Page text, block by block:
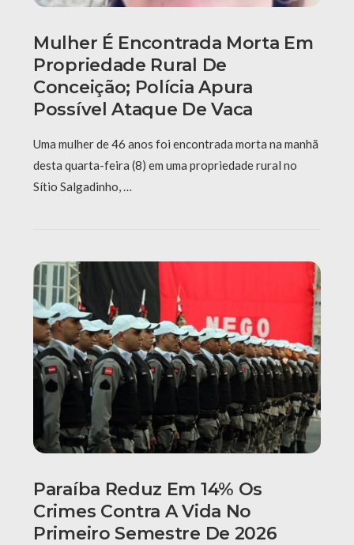
Mulher É Encontrada Morta Em
Propriedade Rural De
Conceição; Polícia Apura
Possível Ataque De Vaca
Uma mulher de 46 anos foi encontrada morta na manhã
desta quarta-feira (8) em uma propriedade rural no
Sítio Salgadinho, …
Paraíba Reduz Em 14% Os
Crimes Contra A Vida No
Primeiro Semestre De 2026